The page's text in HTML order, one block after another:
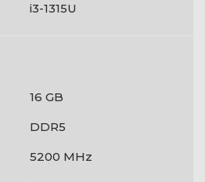
i3-1315U
16 GB
DDR5
5200 MHz